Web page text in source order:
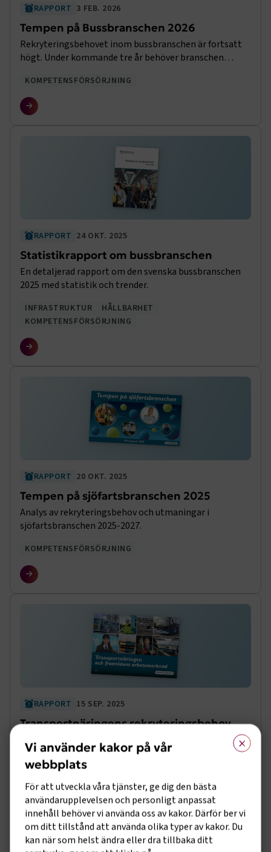
RAPPORT 3 FEB. 2026
Tempen på Bussbranschen 2026
Rekryteringsbehovet inom bussbranschen är fortsatt
högt. Under kommande tre år behöver branschen
KOMPETENSFÖRSÖRJNING
RAPPORT 24 OKT. 2025
Statistikrapport om bussbranschen
En detaljerad rapport om den svenska bussbranschen
2025 med statistik och trender.
INFRASTRUKTUR
HÅLLBARHET
KOMPETENSFÖRSÖRJNING
RAPPORT 20 OKT. 2025
Tempen på sjöfartsbranschen 2025
Analys av rekryteringsbehov och utmaningar i
sjöfartsbranschen 2025-2027.
KOMPETENSFÖRSÖRJNING
RAPPORT 15 SEP. 2025
Transportnäringens rekryteringsbehov
Analys av transportnäringens rekryteringsbehov och
framtida kompetensutmaningar fram till 2040.
KOMPETENSFÖRSÖRJNING
×
Vi använder kakor på vår
webbplats
För att utveckla våra tjänster, ge dig den bästa
användarupplevelsen och personligt anpassat
innehåll behöver vi använda oss av kakor. Därför ber vi
om ditt tillstånd att använda olika typer av kakor. Du
kan när som helst ändra eller dra tillbaka ditt